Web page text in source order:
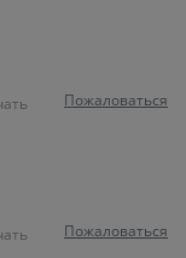
Пожаловаться
Пожаловаться